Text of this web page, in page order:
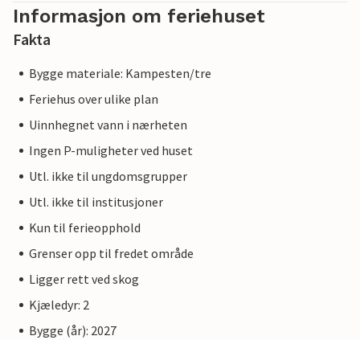
Informasjon om feriehuset
Fakta
Bygge materiale: Kampesten/tre
Feriehus over ulike plan
Uinnhegnet vann i nærheten
Ingen P-muligheter ved huset
Utl. ikke til ungdomsgrupper
Utl. ikke til institusjoner
Kun til ferieopphold
Grenser opp til fredet område
Ligger rett ved skog
Kjæledyr: 2
Bygge (år): 2027